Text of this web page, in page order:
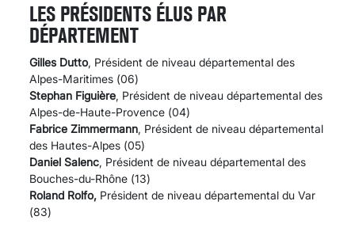
LES PRÉSIDENTS ÉLUS PAR
DÉPARTEMENT
Gilles Dutto, Président de niveau départemental des
Alpes-Maritimes (06)
Stephan Figuière, Président de niveau départemental des
Alpes-de-Haute-Provence (04)
Fabrice Zimmermann, Président de niveau départemental
des Hautes-Alpes (05)
Daniel Salenc, Président de niveau départemental des
Bouches-du-Rhône (13)
Roland Rolfo, Président de niveau départemental du Var
(83)